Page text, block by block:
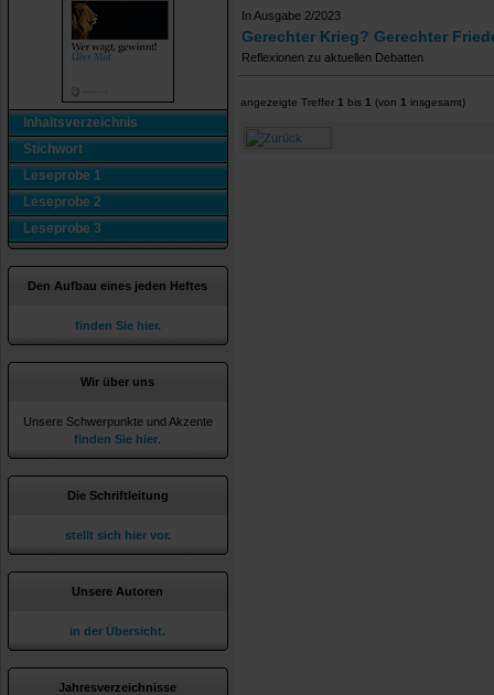
Inhaltsverzeichnis
Stichwort
Leseprobe 1
Leseprobe 2
Leseprobe 3
Den Aufbau eines jeden Heftes
finden Sie hier.
Wir über uns
Unsere Schwerpunkte und Akzente
finden Sie hier
Die Schriftleitung
stellt sich hier vor.
Unsere Autoren
in der Übersicht.
Jahresverzeichnisse
In Ausgabe 2/2023
Gerechter Krieg? Gerechter
Reflexionen zu aktuellen Debatten
angezeigte Treffer 1 bis 1 (von 1 insgesamt)